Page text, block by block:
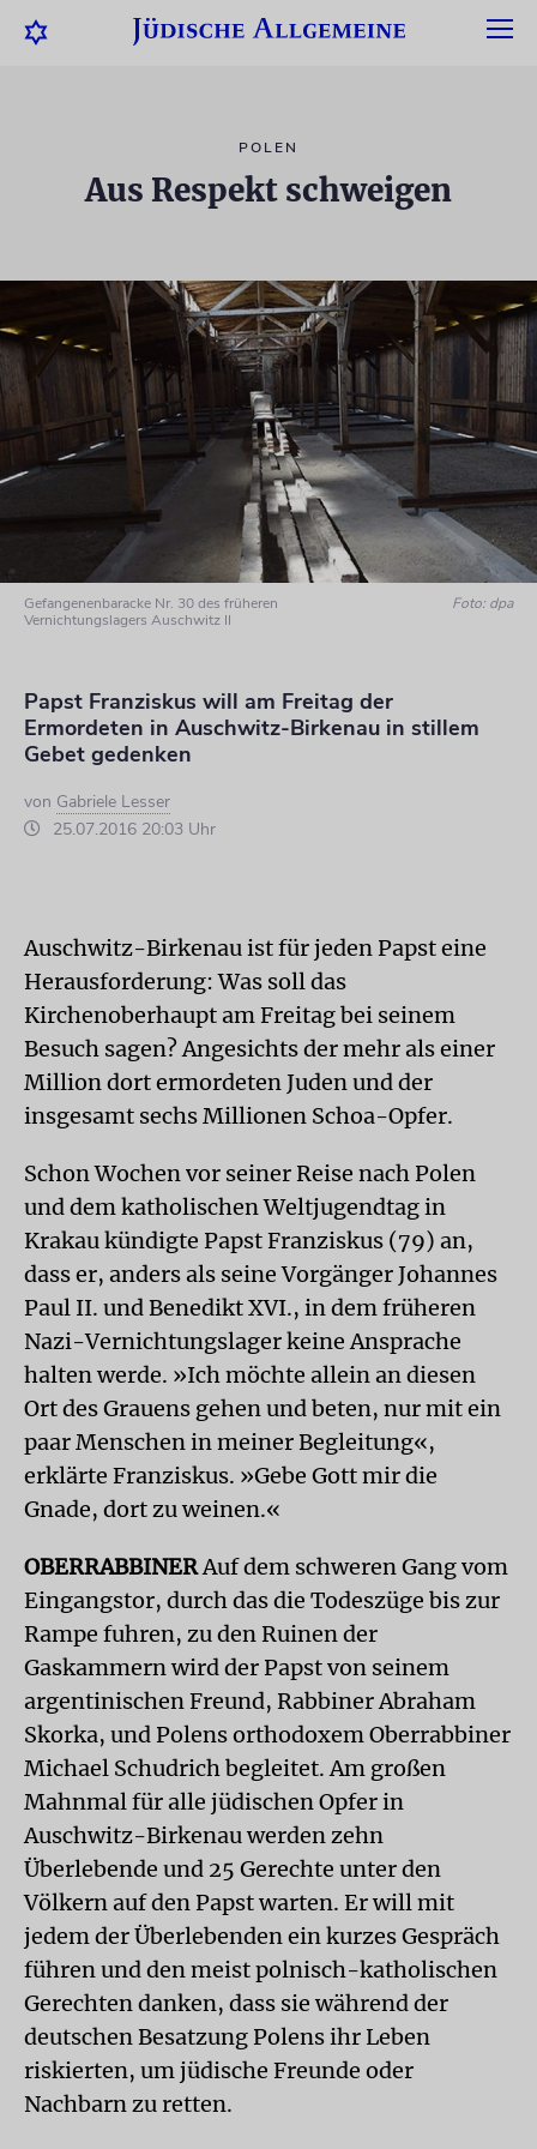
POLEN
Aus Respekt schweigen
Gefangenenbaracke Nr. 30 des früheren
Vernichtungslagers Auschwitz II
Foto: dpa
Papst Franziskus will am Freitag der
Ermordeten in Auschwitz-Birkenau in stillem
Gebet gedenken
von Gabriele Lesser
25.07.2016 20:03 Uhr
Auschwitz-Birkenau ist für jeden Papst eine
Herausforderung: Was soll das
Kirchenoberhaupt am Freitag bei seinem
Besuch sagen? Angesichts der mehr als einer
Million dort ermordeten Juden und der
insgesamt sechs Millionen Schoa-Opfer.
Schon Wochen vor seiner Reise nach Polen
und dem katholischen Weltjugendtag in
Krakau kündigte Papst Franziskus (79) an,
dass er, anders als seine Vorgänger Johannes
Paul II. und Benedikt XVI., in dem früheren
Nazi-Vernichtungslager keine Ansprache
halten werde. »Ich möchte allein an diesen
Ort des Grauens gehen und beten, nur mit ein
paar Menschen in meiner Begleitung«,
erklärte Franziskus. »Gebe Gott mir die
Gnade, dort zu weinen.«
OBERRABBINERAuf dem schweren Gang vom
Eingangstor, durch das die Todeszüge bis zur
Rampe fuhren, zu den Ruinen der
Gaskammern wird der Papst von seinem
argentinischen Freund, Rabbiner Abraham
Skorka, und Polens orthodoxem Oberrabbiner
Michael Schudrich begleitet. Am großen
Mahnmal für alle jüdischen Opfer in
Auschwitz-Birkenau werden zehn
Überlebende und 25 Gerechte unter den
Völkern auf den Papst warten. Er will mit
jedem der Überlebenden ein kurzes Gespräch
führen und den meist polnisch-katholischen
Gerechten danken, dass sie während der
deutschen Besatzung Polens ihr Leben
riskierten, um jüdische Freunde oder
Nachbarn zu retten.